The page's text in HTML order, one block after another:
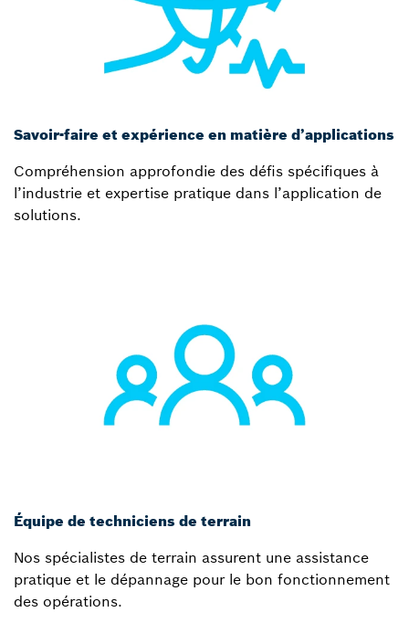
Savoir-faire et expérience en matière d’applications
Compréhension approfondie des défis spécifiques à
l’industrie et expertise pratique dans l’application de
solutions.
Équipe de techniciens de terrain
Nos spécialistes de terrain assurent une assistance
pratique et le dépannage pour le bon fonctionnement
des opérations.